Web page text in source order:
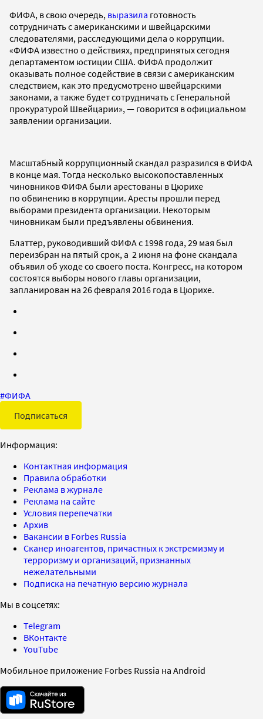
ФИФА, в свою очередь, выразила готовность
сотрудничать с американскими и швейцарскими
следователями, расследующими дела о коррупции.
«ФИФА известно о действиях, предпринятых сегодня
департаментом юстиции США. ФИФА продолжит
оказывать полное содействие в связи с американским
следствием, как это предусмотрено швейцарскими
законами, а также будет сотрудничать с Генеральной
прокуратурой Швейцарии», — говорится в официальном
заявлении организации.
Масштабный коррупционный скандал разразился в ФИФА
в конце мая. Тогда несколько высокопоставленных
чиновников ФИФА были арестованы в Цюрихе
по обвинению в коррупции. Аресты прошли перед
выборами президента организации. Некоторым
чиновникам были предъявлены обвинения.
Блаттер, руководивший ФИФА с 1998 года, 29 мая был
переизбран на пятый срок, а 2 июня на фоне скандала
объявил об уходе со своего поста. Конгресс, на котором
состоятся выборы нового главы организации,
запланирован на 26 февраля 2016 года в Цюрихе.
#ФИФА
Подписаться
Информация:
Контактная информация
Правила обработки
Реклама в журнале
Реклама на сайте
Условия перепечатки
Архив
Вакансии в Forbes Russia
Сканер иноагентов, причастных к экстремизму и
терроризму и организаций, признанных
нежелательными
Подписка на печатную версию журнала
Мы в соцсетях:
Telegram
ВКонтакте
YouTube
Мобильное приложение Forbes Russia на Android